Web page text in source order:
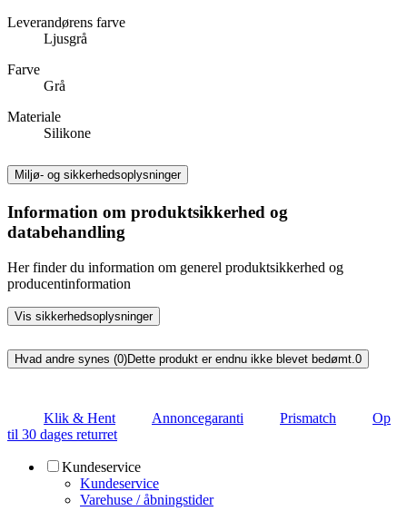
Leverandørens farve
Ljusgrå
Farve
Grå
Materiale
Silikone
Miljø- og sikkerhedsoplysninger
Information om produktsikkerhed og
databehandling
Her finder du information om generel produktsikkerhed og
producentinformation
Vis sikkerhedsoplysninger
Hvad andre synes (0)Dette produkt er endnu ikke blevet bedømt. 0
Klik & Hent Annoncegaranti Prismatch
Op
til 30 dages returret
Kundeservice
Kundeservice
Varehuse / åbningstider